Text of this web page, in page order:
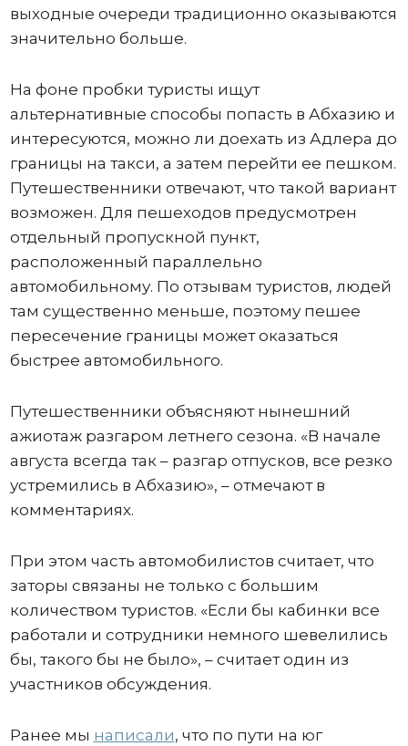
выходные очереди традиционно оказываются
значительно больше.
На фоне пробки туристы ищут
альтернативные способы попасть в Абхазию и
интересуются, можно ли доехать из Адлера до
границы на такси, а затем перейти ее пешком.
Путешественники отвечают, что такой вариант
возможен. Для пешеходов предусмотрен
отдельный пропускной пункт,
расположенный параллельно
автомобильному. По отзывам туристов, людей
там существенно меньше, поэтому пешее
пересечение границы может оказаться
быстрее автомобильного.
Путешественники объясняют нынешний
ажиотаж разгаром летнего сезона. «В начале
августа всегда так – разгар отпусков, все резко
устремились в Абхазию», – отмечают в
комментариях.
При этом часть автомобилистов считает, что
заторы связаны не только с большим
количеством туристов. «Если бы кабинки все
работали и сотрудники немного шевелились
бы, такого бы не было», – считает один из
участников обсуждения.
Ранее мы написали, что по пути на юг